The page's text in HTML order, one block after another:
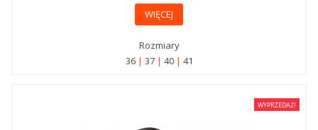
WIĘCEJ
Rozmiary
36
37 40 41
WYPRZEDAŻ!